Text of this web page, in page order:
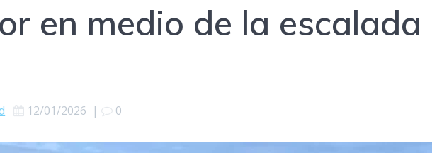
en medio de la escalada
12/01/2026 | 0